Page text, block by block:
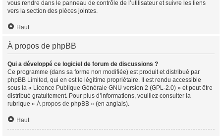
vous rendre dans le panneau de contrôle de l’utilisateur et suivre les liens
vers la section des pièces jointes.
Haut
À propos de phpBB
Qui a développé ce logiciel de forum de discussions ?
Ce programme (dans sa forme non modifiée) est produit et distribué par
phpBB Limited , qui en est le légitime propriétaire. Il est rendu accessible
sous la « Licence Publique Générale GNU version 2 (GPL-2.0) » et peut être
distribué gratuitement. Pour plus d’informations, veuillez consulter la
rubrique « À propos de phpBB » (en anglais).
Haut